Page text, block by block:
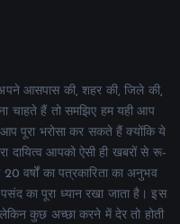
आसपास की, शहर की, जिले की,
चाहते हैं तो समझिए हम यही आप
पूरा भरोसा कर सकते हैं क्योंकि ये
दायित्व आपको ऐसी ही खबरों से रू-
वर्षों का पत्रकारिता का अनुभव
का पूरा ध्यान रखा जाता है। इस
कुछ अच्छा करने में देर तो होती